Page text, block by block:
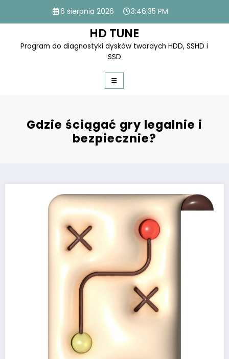
content
6 sierpnia 2026 3:46:35 PM
HD TUNE
Program do diagnostyki dysków twardych HDD, SSHD i
SSD
Gdzie ściągać gry legalnie i
bezpiecznie?